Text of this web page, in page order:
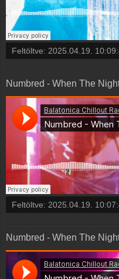
Feltöltve: 2025.04.19.
Numbred - When The
Feltöltve: 2025.04.19.
Numbred - When The